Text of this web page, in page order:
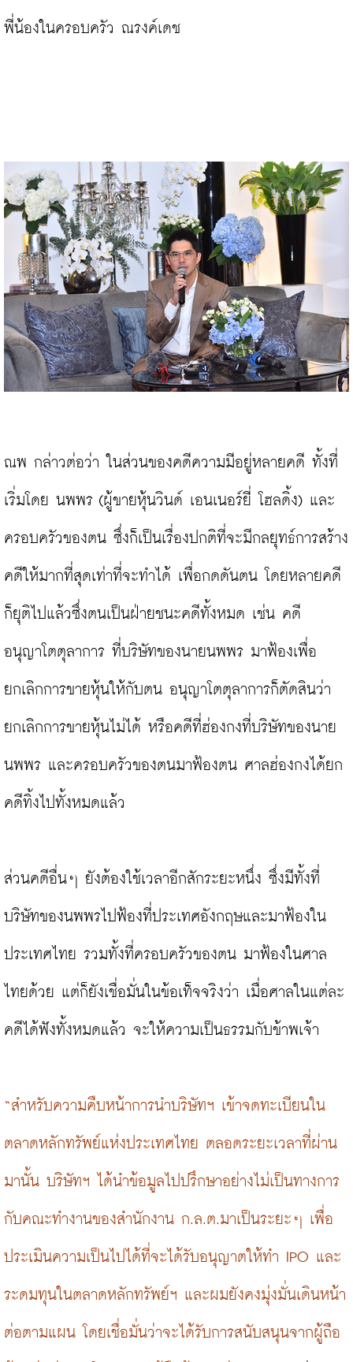
พี่น้องในครอบครัว ณรงค์เดช
ณพ กล่าวต่อว่า ในส่วนของคดีความมีอยู่หลายคดี ทั้งที่
เริ่มโดย นพพร (ผู้ขายหุ้นวินด์ เอนเนอร์ยี่ โฮลดิ้ง) และ
ครอบครัวของตน ซึ่งก็เป็นเรื่องปกติที่จะมีกลยุทธ์การสร้าง
คดีให้มากที่สุดเท่าที่จะทำได้ เพื่อกดดันตน โดยหลายคดี
ก็ยุติไปแล้วซึ่งตนเป็นฝ่ายชนะคดีทั้งหมด เช่น คดี
อนุญาโตตุลาการ ที่บริษัทของนายนพพร มาฟ้องเพื่อ
ยกเลิกการขายหุ้นให้กับตน อนุญาโตตุลาการก็ตัดสินว่า
ยกเลิกการขายหุ้นไม่ได้ หรือคดีที่ฮ่องกงที่บริษัทของนาย
นพพร และครอบครัวของตนมาฟ้องตน ศาลฮ่องกงได้ยก
คดีทิ้งไปทั้งหมดแล้ว
ส่วนคดีอื่นๆ ยังต้องใช้เวลาอีกสักระยะหนึ่ง ซึ่งมีทั้งที่
บริษัทของนพพรไปฟ้องที่ประเทศอังกฤษและมาฟ้องใน
ประเทศไทย รวมทั้งที่ครอบครัวของตน มาฟ้องในศาล
ไทยด้วย แต่ก็ยังเชื่อมั่นในข้อเท็จจริงว่า เมื่อศาลในแต่ละ
คดีได้ฟังทั้งหมดแล้ว จะให้ความเป็นธรรมกับข้าพเจ้า
“สำหรับความคืบหน้าการนำบริษัทฯ เข้าจดทะเบียนใน
ตลาดหลักทรัพย์แห่งประเทศไทย ตลอดระยะเวลาที่ผ่าน
มานั้น บริษัทฯ ได้นำข้อมูลไปปรึกษาอย่างไม่เป็นทางการ
กับคณะทำงานของสำนักงาน ก.ล.ต.มาเป็นระยะๆ เพื่อ
ประเมินความเป็นไปได้ที่จะได้รับอนุญาตให้ทำ IPO และ
ระดมทุนในตลาดหลักทรัพย์ฯ และผมยังคงมุ่งมั่นเดินหน้า
ต่อตามแผน โดยเชื่อมั่นว่าจะได้รับการสนับสนุนจากผู้ถือ